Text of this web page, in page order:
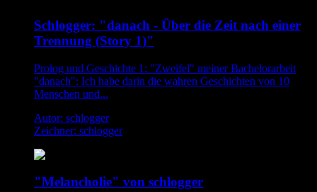
Schlogger: "danach - Über die Zeit nach einer
Trennung (Story 1)"
Prolog und Geschichte 1: "Zweifel" meiner Bachelorarbeit
"danach": Ich habe darin die wahren Geschichten von 10
Menschen und...
Autor: schlogger
Zeichner: schlogger
"Melancholie" von schlogger